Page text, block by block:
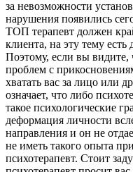
за невозможности
нарушения появились
ТОП терапевт должен
клиента, на эту тему есть
Поэтому, если вы видите,
проблем с
хватать вас за лицо или
означает, что либо
такое психологические
деформация личности
направления и он не
не иметь такого опыта
психотерапевт. Стоит